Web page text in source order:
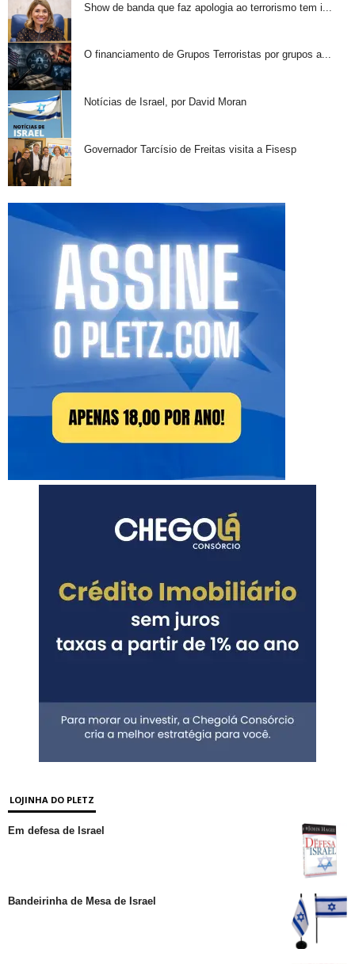
Show de banda que faz apologia ao terrorismo tem i...
O financiamento de Grupos Terroristas por grupos a...
Notícias de Israel, por David Moran
Governador Tarcísio de Freitas visita a Fisesp
LOJINHA DO PLETZ
Em defesa de Israel
Bandeirinha de Mesa de Israel